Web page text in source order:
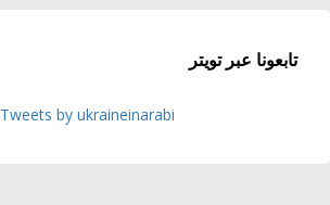
تابعونا عبر تويتر
Tweets by ukraineinarabi